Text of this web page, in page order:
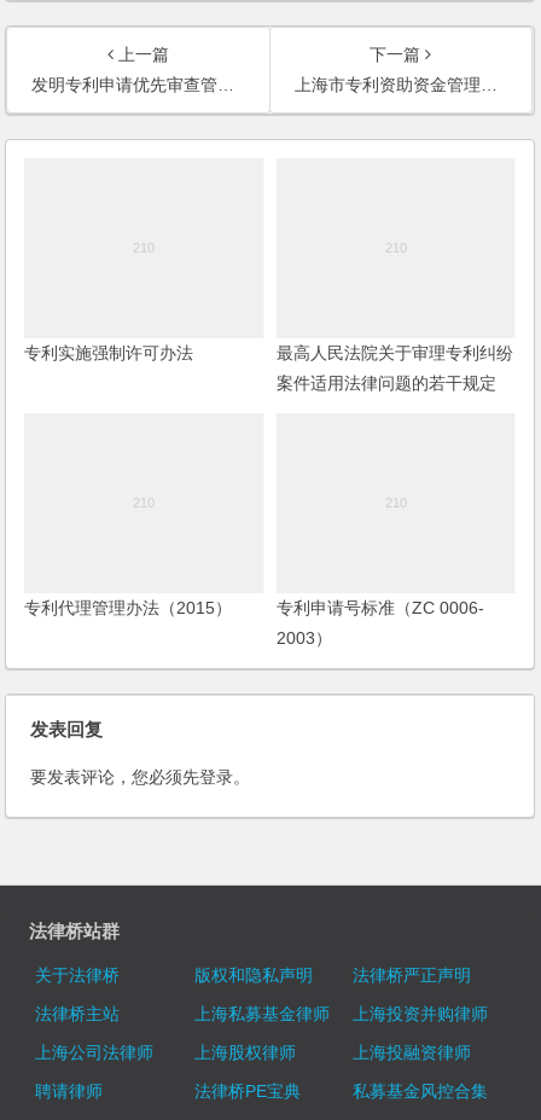
上一篇
发明专利申请优先审查管理办法
下一篇
上海市专利资助资金管理办法
专利实施强制许可办法
最高人民法院关于审理专利纠纷
案件适用法律问题的若干规定
专利代理管理办法（2015）
专利申请号标准（ZC 0006-
2003）
发表回复
要发表评论，您必须先登录。
法律桥站群
关于法律桥 版权和隐私声明
法律桥严正声明
法律桥主站
上海私募基金律师
上海投资并购律师
上海公司法律师
上海股权律师
上海投融资律师
聘请律师
法律桥PE宝典
私募基金风控合集